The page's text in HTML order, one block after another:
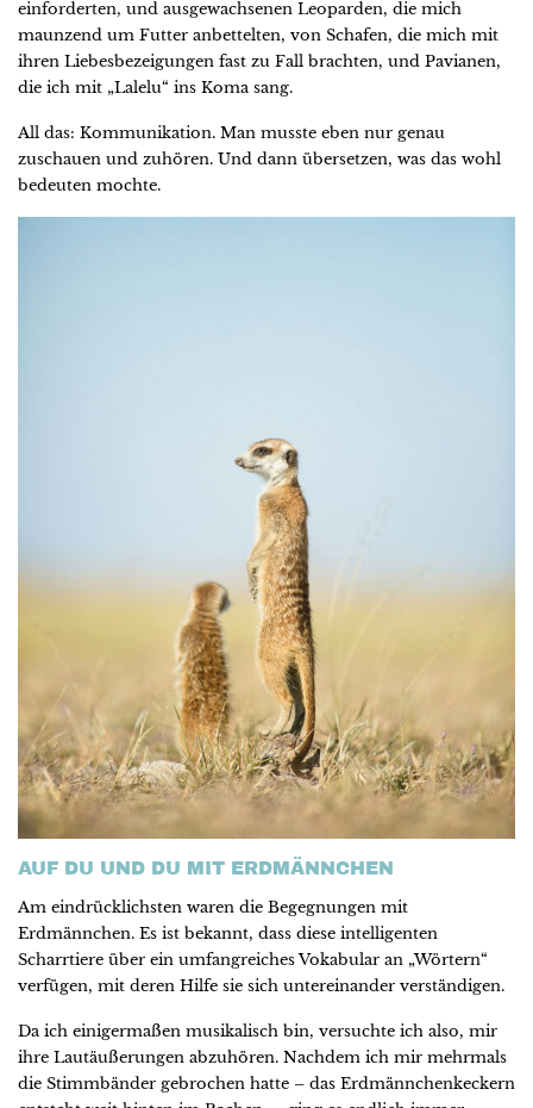
einforderten, und ausgewachsenen Leoparden, die mich
maunzend um Futter anbettelten, von Schafen, die mich mit
ihren Liebesbezeigungen fast zu Fall brachten, und Pavianen,
die ich mit „Lalelu“ ins Koma sang.
All das: Kommunikation. Man musste eben nur genau
zuschauen und zuhören. Und dann übersetzen, was das wohl
bedeuten mochte.
AUF DU UND DU MIT ERDMÄNNCHEN
Am eindrücklichsten waren die Begegnungen mit
Erdmännchen. Es ist bekannt, dass diese intelligenten
Scharrtiere über ein umfangreiches Vokabular an „Wörtern“
verfügen, mit deren Hilfe sie sich untereinander verständigen.
Da ich einigermaßen musikalisch bin, versuchte ich also, mir
ihre Lautäußerungen abzuhören. Nachdem ich mir mehrmals
die Stimmbänder gebrochen hatte – das Erdmännchenkeckern